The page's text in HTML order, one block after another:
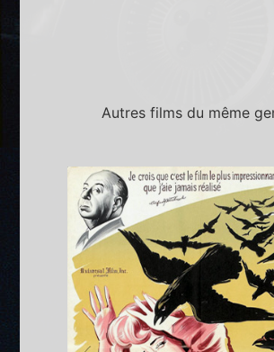
Autres films du même